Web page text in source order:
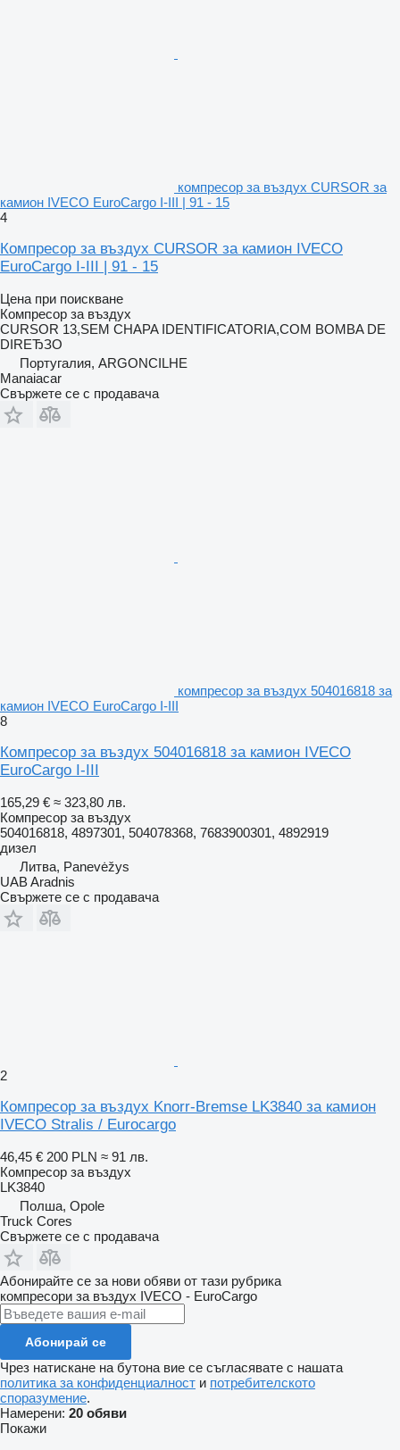
компресор за въздух CURSOR за
камион IVECO EuroCargo I-III | 91 - 15
4
Компресор за въздух CURSOR за камион IVECO
EuroCargo I-III | 91 - 15
Цена при поискване
Компресор за въздух
CURSOR 13,SEM CHAPA IDENTIFICATORIA,COM BOMBA DE
DIREЂЗO
Португалия, ARGONCILHE
Manaiacar
Свържете се с продавача
компресор за въздух 504016818 за
камион IVECO EuroCargo I-III
8
Компресор за въздух 504016818 за камион IVECO
EuroCargo I-III
165,29 € ≈ 323,80 лв.
Компресор за въздух
504016818, 4897301, 504078368, 7683900301, 4892919
дизел
Литва, Panevėžys
UAB Aradnis
Свържете се с продавача
2
Компресор за въздух Knorr-Bremse LK3840 за камион
IVECO Stralis / Eurocargo
46,45 € 200 PLN ≈ 91 лв.
Компресор за въздух
LK3840
Полша, Opole
Truck Cores
Свържете се с продавача
Абонирайте се за нови обяви от тази рубрика
компресори за въздух IVECO - EuroCargo
Абонирай се
Чрез натискане на бутона вие се съгласявате с нашата
политика за конфиденциалност и потребителското
споразумение.
Намерени: 20 обяви
Покажи